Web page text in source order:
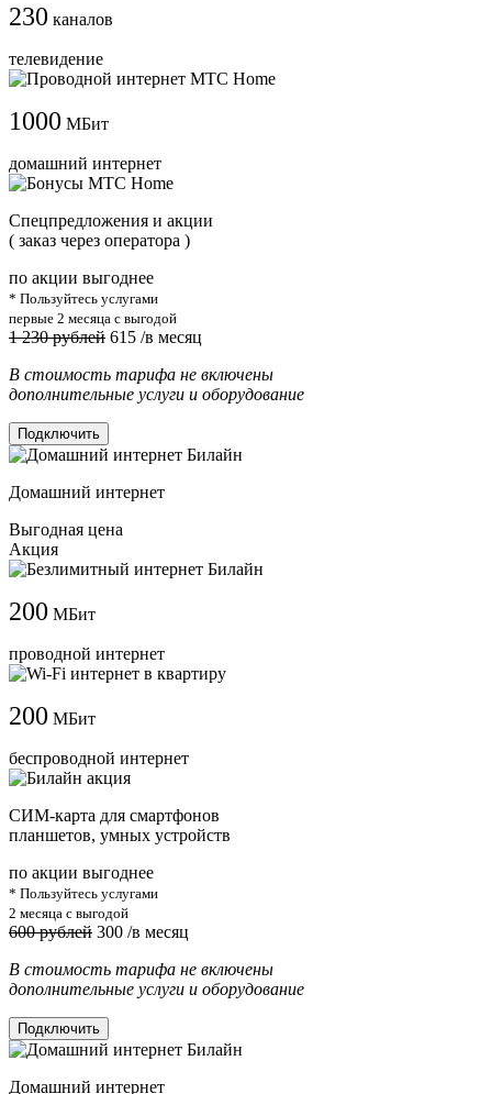
230 каналов
телевидение
1000 МБит
домашний интернет
Cпецпредложения и акции
( заказ через оператора )
по акции выгоднее
* Пользуйтесь услугами
первые 2 месяца с выгодой
1 230 рублей 615 /в месяц
В стоимость тарифа не включены
дополнительные услуги и оборудование
Подключить
Домашний интернет
Выгодная цена
Акция
200 МБит
проводной интернет
200 МБит
беспроводной интернет
СИМ-карта для смартфонов
планшетов, умных устройств
по акции выгоднее
* Пользуйтесь услугами
2 месяца с выгодой
600 рублей 300 /в месяц
В стоимость тарифа не включены
дополнительные услуги и оборудование
Подключить
Домашний интернет